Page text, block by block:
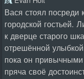
Вася стоял
городской гостьей.
к дверце старого
отрешённой
пока он
пряча своё